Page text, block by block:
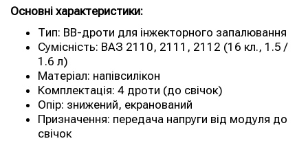
Основні характеристики:
Тип: ВВ-дроти для інжекторного запалювання
Сумісність: ВАЗ 2110, 2111, 2112 (16 кл., 1.5 /
1.6 л)
Матеріал: напівсилікон
Комплектація: 4 дроти (до свічок)
Опір: знижений, екранований
Призначення: передача напруги від модуля до
свічок